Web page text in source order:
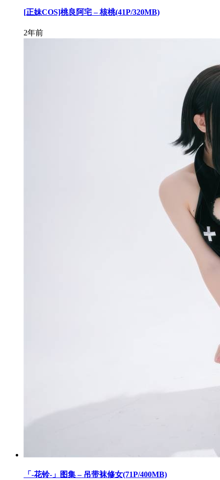
[正妹COS]桃良阿宅 – 核桃(41P/320MB)
2年前
「-花铃-」图集 – 吊带袜修女(71P/400MB)